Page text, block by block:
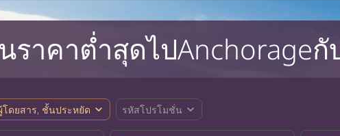
ราคาต่ำสุดไปAnchorageกั
โดยสาร, ชั้นประหยัด expand_more รหัสโปรโมชั่น expand_more